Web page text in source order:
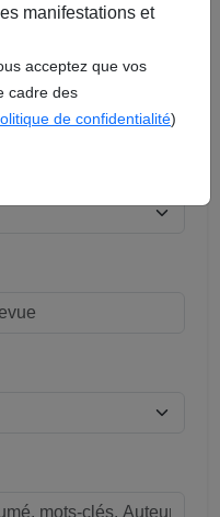
manifestations et
acceptez que vos
cadre des
de confidentialité)